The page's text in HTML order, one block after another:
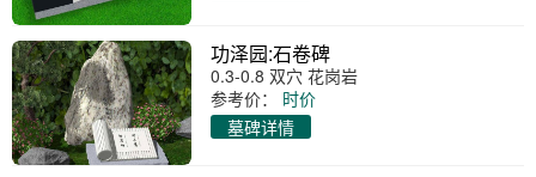
功泽园:石卷碑
0.3-0.8 双穴 花岗岩
参考价：
时价
墓碑详情